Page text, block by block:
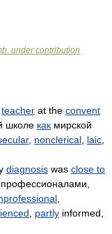
under contribution
teacher at the convent
школе как мирской
, nonclerical laic
diagnosis was close to
partly informed,